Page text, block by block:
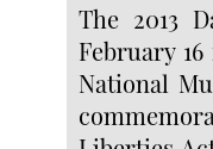
The 2013
February
National